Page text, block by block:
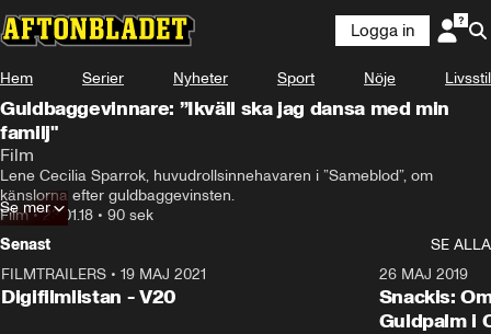
Logga in
Hem Serier Nyheter Sport Nöje Livsstil
Guldbaggevinnare: ”Ikväll ska jag dansa med min
familj"
Film
Lene Cecilia Sparrok, huvudrollsinnehavaren i ”Sameblod”, om
känslorna efter guldbaggevinsten.
Film•23.01.18 • 90 sek
Se mer
Senast
SE ALLA
FILMTRAILERS • 19 MAJ 2021
Digifilmlistan - V20
26 MAJ 2019
Snackis:
Guldpalm i